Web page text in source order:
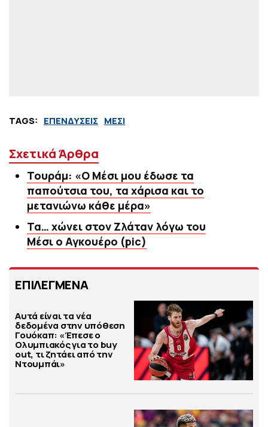
TAGS: ΕΠΕΝΔΥΣΕΙΣ ΜΕΣΙ
Σχετικά Άρθρα
Τουράμ: «Ο Μέσι μου έδωσε τα
παπούτσια του, τα χάρισα και το
μετανιώνω κάθε μέρα»
Τα… χώνει στον Ζλάταν λόγω του
Μέσι ο Αγκουέρο (pic)
ΕΠΙΛΕΓΜΕΝΑ
Αυτά είναι τα νέα
δεδομένα στην υπόθεση
Γουόκαπ: «Έπεσε ο
Ολυμπιακός για το buy
out, τι ζητάει από την
Ντουμπάι»